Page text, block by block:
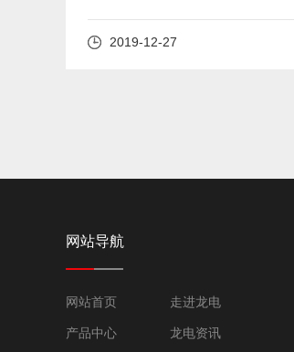
2019-12-27
网站导航
网站首页 走进龙电
产品中心 龙电资讯